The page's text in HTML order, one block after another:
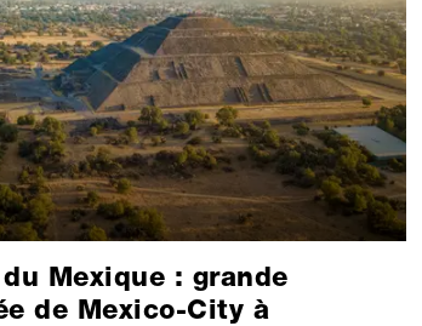
Mexique : grande
de Mexico-City à